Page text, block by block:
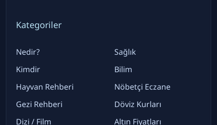
Kategoriler
Nedir?
Kimdir
Hayvan Rehberi
Gezi Rehberi
Dizi / Film
Sağlık
Bilim
Nöbetçi Eczane
Döviz Kurları
Altın Fiyatları